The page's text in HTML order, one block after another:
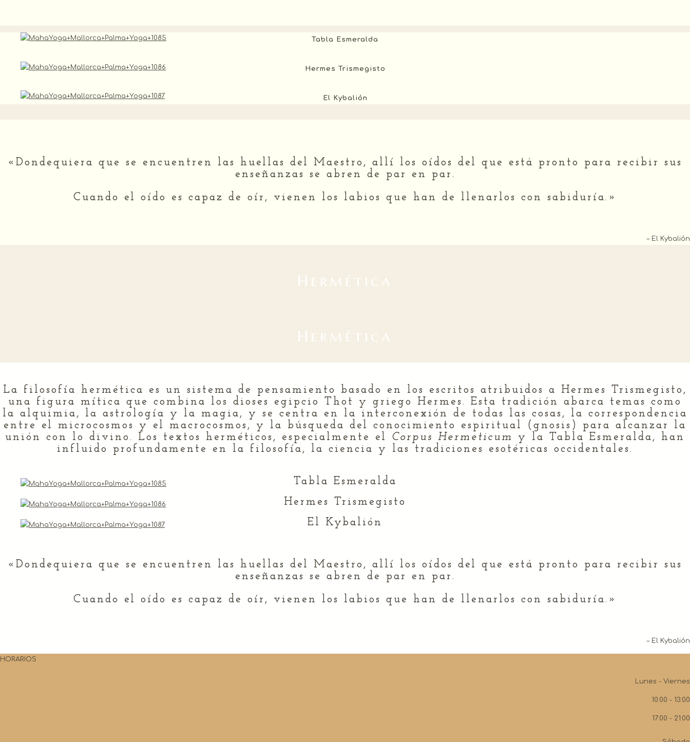
Tabla Esmeralda
Hermes Trismegisto
El Kybalión
«Dondequiera que se encuentren las huellas del Maestro, allí los oídos del que está pronto para recibir sus
enseñanzas se abren de par en par.
Cuando el oído es capaz de oír, vienen los labios que han de llenarlos con sabiduría.»
– El Kybalión
Hermética
Hermética
La filosofía hermética es un sistema de pensamiento basado en los escritos atribuidos a Hermes Trismegisto,
una figura mítica que combina los dioses egipcio Thot y griego Hermes. Esta tradición abarca temas como
la alquimia, la astrología y la magia, y se centra en la interconexión de todas las cosas, la correspondencia
entre el microcosmos y el macrocosmos, y la búsqueda del conocimiento espiritual (gnosis) para alcanzar la
unión con lo divino. Los textos herméticos, especialmente el Corpus Hermeticum
y la Tabla Esmeralda, han
influido profundamente en la filosofía, la ciencia y las tradiciones esotéricas occidentales.
Tabla Esmeralda
Hermes Trismegisto
El Kybalión
«Dondequiera que se encuentren las huellas del Maestro, allí los oídos del que está pronto para recibir sus
enseñanzas se abren de par en par.
Cuando el oído es capaz de oír, vienen los labios que han de llenarlos con sabiduría.»
– El Kybalión
HORARIOS
Lunes - Viernes
10:00 - 13:00
17:00 - 21:00